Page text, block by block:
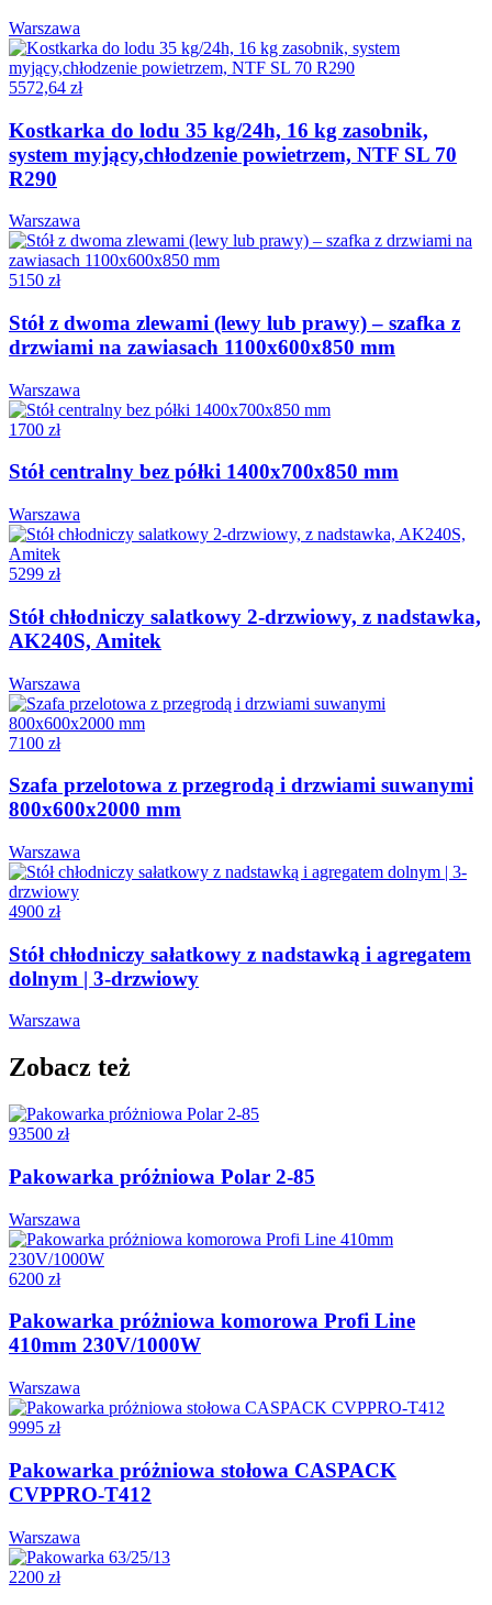
Warszawa
5572,64 zł
Kostkarka do lodu 35 kg/24h, 16 kg zasobnik,
system myjący,chłodzenie powietrzem, NTF SL 70
R290
Warszawa
5150 zł
Stół z dwoma zlewami (lewy lub prawy) – szafka z
drzwiami na zawiasach 1100x600x850 mm
Warszawa
1700 zł
Stół centralny bez półki 1400x700x850 mm
Warszawa
5299 zł
Stół chłodniczy salatkowy 2-drzwiowy, z nadstawka,
AK240S, Amitek
Warszawa
7100 zł
Szafa przelotowa z przegrodą i drzwiami suwanymi
800x600x2000 mm
Warszawa
4900 zł
Stół chłodniczy sałatkowy z nadstawką i agregatem
dolnym | 3-drzwiowy
Warszawa
Zobacz też
93500 zł
Pakowarka próżniowa Polar 2-85
Warszawa
6200 zł
Pakowarka próżniowa komorowa Profi Line
410mm 230V/1000W
Warszawa
9995 zł
Pakowarka próżniowa stołowa CASPACK
CVPPRO-T412
Warszawa
2200 zł